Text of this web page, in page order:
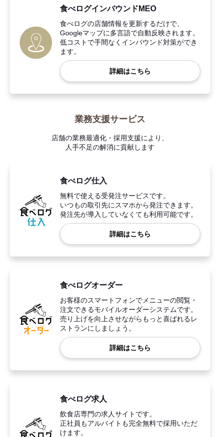
食べログインバウンドMEO
食べログの店舗情報を更新するだけで、
Googleマップに多言語で自動反映されます。
低コストで手間なくインバウンド対策ができ
ます。
詳細はこちら
業務支援サービス
店舗の業務最適化・採用支援により、
人手不足の解消に貢献します
食べログ仕入
無料で使える受発注サービスです。
いつもの取引先にスマホから発注できます。
発注先が導入していなくても利用可能です。
詳細はこちら
食べログオーダー
お客様のスマートフォンでメニューの閲覧・
注文できるモバイルオーダーシステムです。
売り上げを向上させながらもっと喜ばれるレ
ストランにしましょう。
詳細はこちら
食べログ求人
飲食店専門の求人サイトです。
正社員もアルバイトも完全無料で採用いただ
けます。